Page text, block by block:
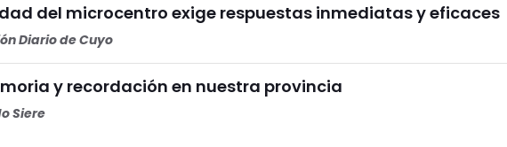
del microcentro exige respuestas inmediatas y eficaces
Diario de Cuyo
y recordación en nuestra provincia
Siere